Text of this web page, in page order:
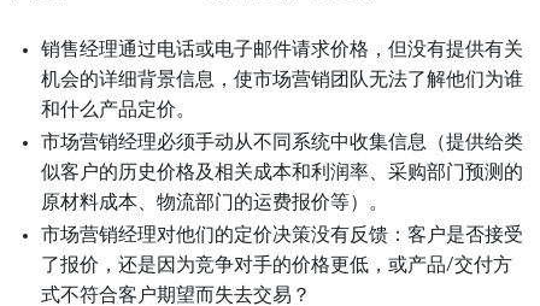
销售经理通过电话或电子邮件请求价格，但没有提供有关
机会的详细背景信息，使市场营销团队无法了解他们为谁
和什么产品定价。
市场营销经理必须手动从不同系统中收集信息（提供给类
似客户的历史价格及相关成本和利润率、采购部门预测的
原材料成本、物流部门的运费报价等）。
市场营销经理对他们的定价决策没有反馈：客户是否接受
了报价，还是因为竞争对手的价格更低，或产品/交付方
式不符合客户期望而失去交易？